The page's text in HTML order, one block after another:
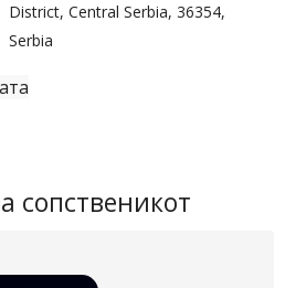
District, Central Serbia, 36354,
Serbia
сопственикот